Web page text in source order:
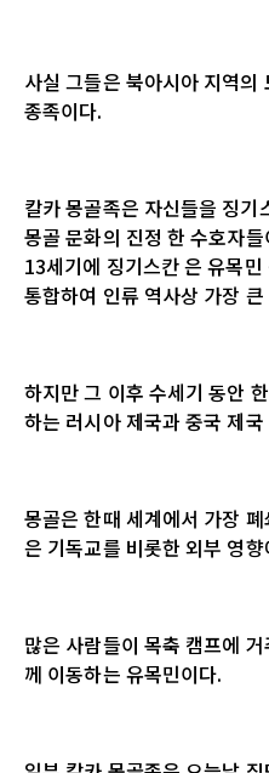
사실 그들은 북아시아 지역
종족이다.
칼카 몽골족은 자신들을 징기
몽골 문화의 진정 한 수호자
13세기에 징기스칸 은 유목
통합하여 인류 역사상 가장
하지만 그 이후 수세기 동안
하는 러시아 제국과 중국 제
몽골은 한때 세계에서 가장
은 기독교를 비롯한 외부 영
많은 사람들이 목축 캠프에
께 이동하는 유목민이다.